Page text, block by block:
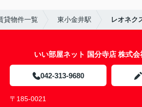
貸物件一覧 東小金井駅 レオネク
いい部屋ネット 国分寺店 株式
042-313-9680
〒185-0021